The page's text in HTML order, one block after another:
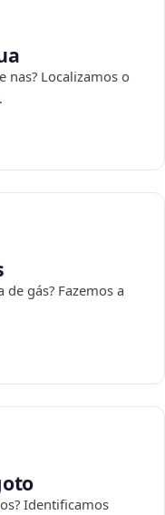
nas? Localizamos o
gás? Fazemos a
Identificamos